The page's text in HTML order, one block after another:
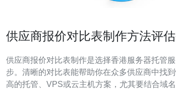
供应商报价对比表制作方法评
供应商报价对比表制作是选择香港服务器托管
步。清晰的对比表能帮助你在众多供应商中找
高的托管、VPS或云主机方案，尤其要结合域名